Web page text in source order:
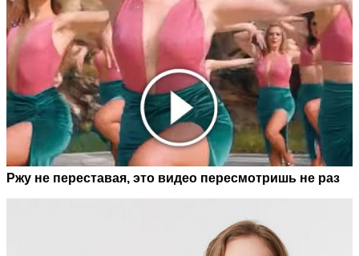
Ржу не переставая, это видео пересмотришь не раз